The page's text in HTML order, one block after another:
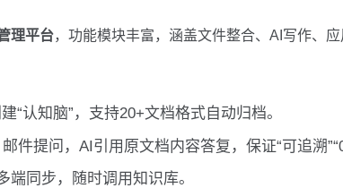
理平台，功能模块丰富，涵盖文件整合、AI写作、
“认知脑”，支持20+文档格式自动归档。
件提问，AI引用原文档内容答复，保证“可追溯
端同步，随时调用知识库。